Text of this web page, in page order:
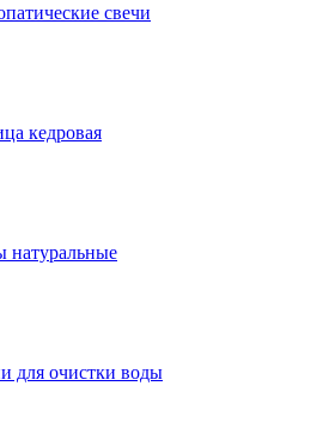
свечи
кедровая
для очистки воды